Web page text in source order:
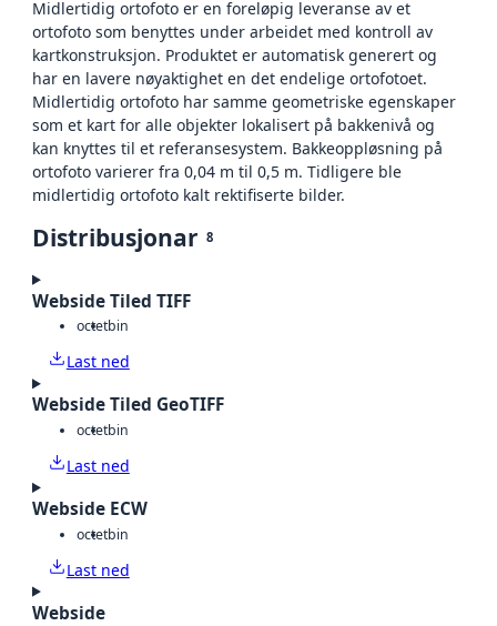
Midlertidig ortofoto er en foreløpig leveranse av et
ortofoto som benyttes under arbeidet med kontroll av
kartkonstruksjon. Produktet er automatisk generert og
har en lavere nøyaktighet en det endelige ortofotoet.
Midlertidig ortofoto har samme geometriske egenskaper
som et kart for alle objekter lokalisert på bakkenivå og
kan knyttes til et referansesystem. Bakkeoppløsning på
ortofoto varierer fra 0,04 m til 0,5 m. Tidligere ble
midlertidig ortofoto kalt rektifiserte bilder.
Distribusjonar 8
Webside Tiled TIFF
octetbin
Last ned
Webside Tiled GeoTIFF
octetbin
Last ned
Webside ECW
octetbin
Last ned
Webside